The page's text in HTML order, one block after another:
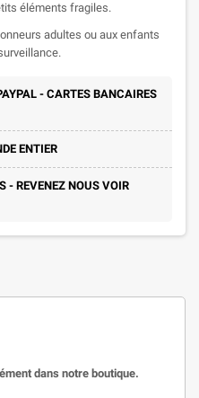
éléments fragiles.
adultes ou aux enfants
- CARTES BANCAIRES
ENTIER
- REVENEZ NOUS VOIR
dans notre boutique.